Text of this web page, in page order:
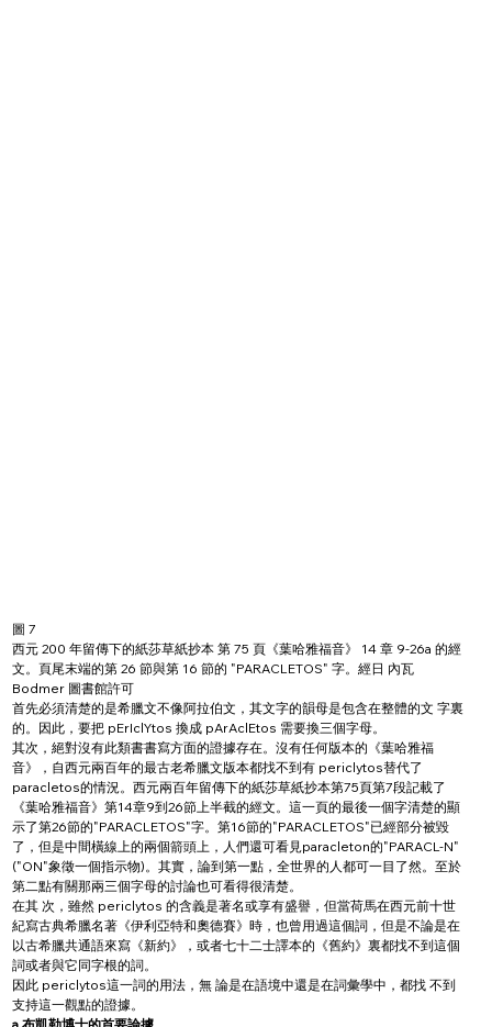
圖 7
西元 200 年留傳下的紙莎草紙抄本 第 75 頁《葉哈雅福音》 14 章 9-26a 的經
文。頁尾末端的第 26 節與第 16 節的 "PARACLETOS" 字。經日 內瓦
Bodmer 圖書館許可
首先必須清楚的是希臘文不像阿拉伯文，其文字的韻母是包含在整體的文 字裏
的。因此，要把 pErIclYtos 換成 pArAclEtos 需要換三個字母。
其次，絕對沒有此類書書寫方面的證據存在。沒有任何版本的《葉哈雅福
音》，自西元兩百年的最古老希臘文版本都找不到有 periclytos替代了
paracletos的情況。西元兩百年留傳下的紙莎草紙抄本第75頁第7段記載了
《葉哈雅福音》第14章9到26節上半截的經文。這一頁的最後一個字清楚的顯
示了第26節的"PARACLETOS"字。第16節的"PARACLETOS"已經部分被毀
了，但是中間橫線上的兩個箭頭上，人們還可看見paracleton的"PARACL-N"
("ON"象徵一個指示物)。其實，論到第一點，全世界的人都可一目了然。至於
第二點有關那兩三個字母的討論也可看得很清楚。
在其 次，雖然 periclytos 的含義是著名或享有盛譽，但當荷馬在西元前十世
紀寫古典希臘名著《伊利亞特和奧德賽》時，也曾用過這個詞，但是不論是在
以古希臘共通語來寫《新約》，或者七十二士譯本的《舊約》裏都找不到這個
詞或者與它同字根的詞。
因此 periclytos這一詞的用法，無 論是在語境中還是在詞彙學中，都找 不到
支持這一觀點的證據。